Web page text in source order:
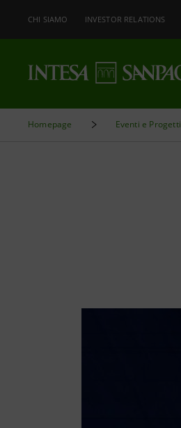
CHI SIAMO INVESTOR RELATIONS
Homepage Eventi e Progetti